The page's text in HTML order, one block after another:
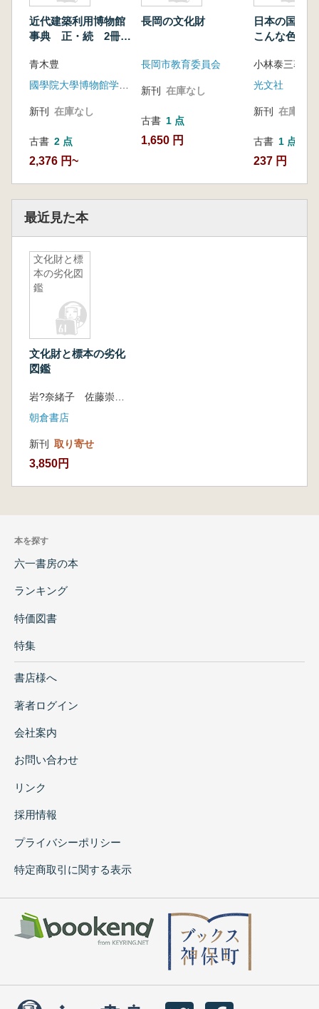
近代建築利用博物館
事典 正・続 2冊セ
青木豊
新刊 在庫なし
古書 2 点
2,376 円~
長岡の文化財
長岡市教育委員会
新刊 在庫なし
古書 1 点
1,650 円
日本の国宝
こんな色だ
小林泰三著
光文社
新刊 在庫なし
古書 1 点
237 円
最近見た本
文化財と標
本の劣化図
鑑
文化財と標本の劣化
図鑑
岩?奈緒子 佐藤崇 中川千種 横山操 編集
朝倉書店
新刊 取り寄せ
3,850円
本を探す
六一書房の本
ランキング
特価図書
特集
書店様へ
著者ログイン
会社案内
お問い合わせ
リンク
採用情報
プライバシーポリシー
特定商取引に関する表示